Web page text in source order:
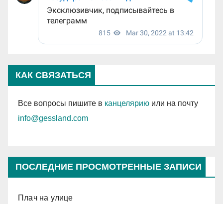
КАК СВЯЗАТЬСЯ
Все вопросы пишите в канцелярию или на почту
info@gessland.com
ПОСЛЕДНИЕ ПРОСМОТРЕННЫЕ ЗАПИСИ
Плач на улице